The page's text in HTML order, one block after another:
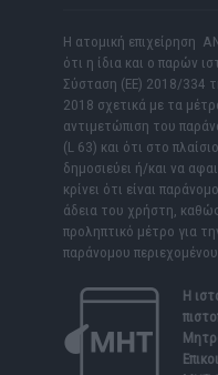
Η ατομική επιχείρηση
ότι η ίδια και ο παρών
Σύσταση (ΕΕ) 2018/334
2018 σχετικά με τα
αντιμετώπιση του
(L 63) και ότι στο
δημοσιεύει ή/και να
κρίνει ότι είναι
άδεια του χρήστη,
προληπτικό μέτρο για
παράνομου περιεχομένου.
Η